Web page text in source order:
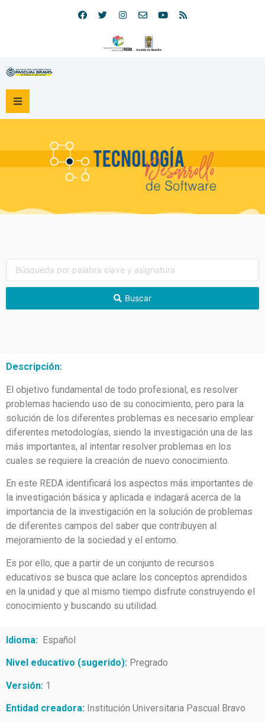
Buscar
Descripción:
El objetivo fundamental de todo profesional, es resolver
problemas haciendo uso de su conocimiento, pero para la
solución de los diferentes problemas es necesario emplear
diferentes metodologías, siendo la investigación una de las
más importantes, al intentar resolver problemas en los
cuales se requiere la creación de nuevo conocimiento.
En este REDA identificará los aspectos más importantes de
la investigación básica y aplicada e indagará acerca de la
importancia de la investigación en la solución de problemas
de diferentes campos del saber que contribuyen al
mejoramiento de la sociedad y el entorno.
Es por ello, que a partir de un conjunto de recursos
educativos se busca que aclare los conceptos aprendidos
en la unidad y que al mismo tiempo disfrute construyendo el
conocimiento y buscando su utilidad.
Idioma: Español
Nivel educativo (sugerido): Pregrado
Versión: 1
Entidad creadora: Institución Universitaria Pascual Bravo